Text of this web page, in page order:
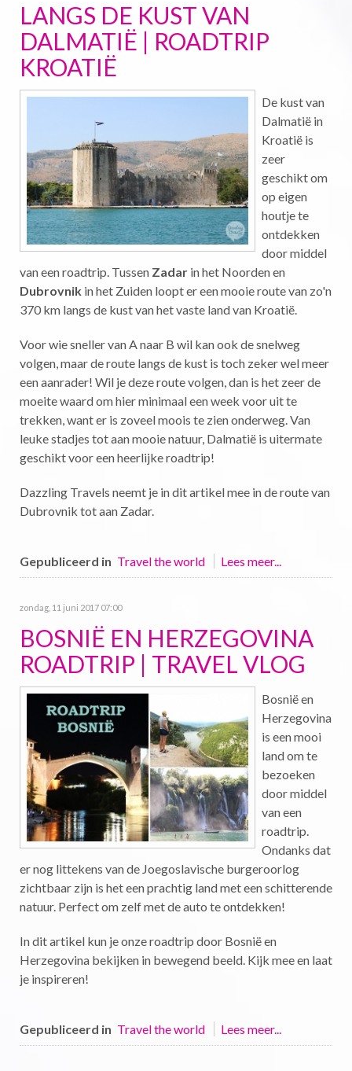
LANGS DE KUST VAN
DALMATIË | ROADTRIP
KROATIË
De kust van
Dalmatië in
Kroatië is
zeer
geschikt om
op eigen
houtje te
ontdekken
door middel
van een roadtrip. Tussen Zadar in het Noorden en
Dubrovnik in het Zuiden loopt er een mooie route van zo'n
370 km langs de kust van het vaste land van Kroatië.
Voor wie sneller van A naar B wil kan ook de snelweg
volgen, maar de route langs de kust is toch zeker wel meer
een aanrader! Wil je deze route volgen, dan is het zeer de
moeite waard om hier minimaal een week voor uit te
trekken, want er is zoveel moois te zien onderweg. Van
leuke stadjes tot aan mooie natuur, Dalmatië is uitermate
geschikt voor een heerlijke roadtrip!
Dazzling Travels neemt je in dit artikel mee in de route van
Dubrovnik tot aan Zadar.
Gepubliceerd in Travel the world Lees meer...
zondag, 11 juni 2017 07:00
BOSNIË EN HERZEGOVINA
ROADTRIP | TRAVEL VLOG
Bosnië en
Herzegovina
is een mooi
land om te
bezoeken
door middel
van een
roadtrip.
Ondanks dat
er nog littekens van de Joegoslavische burgeroorlog
zichtbaar zijn is het een prachtig land met een schitterende
natuur. Perfect om zelf met de auto te ontdekken!
In dit artikel kun je onze roadtrip door Bosnië en
Herzegovina bekijken in bewegend beeld. Kijk mee en laat
je inspireren!
Gepubliceerd in Travel the world Lees meer...